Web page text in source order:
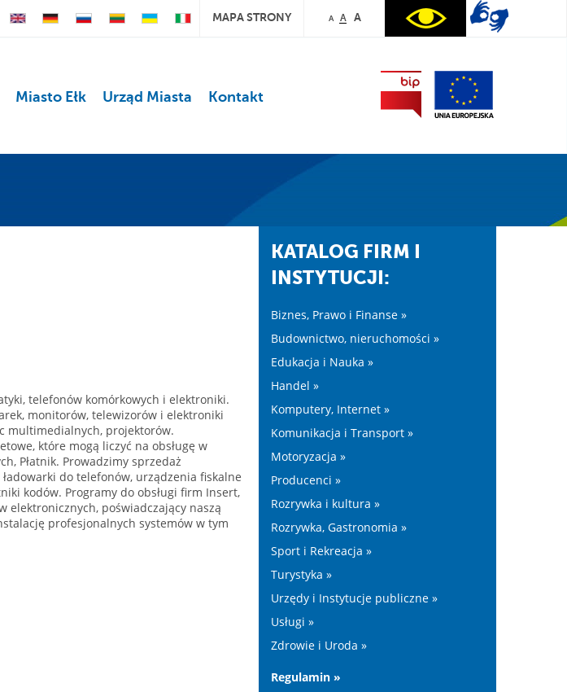
MAPA STRONY A A A
Miasto Ełk Urząd Miasta Kontakt
telefonów komórkowych i elektroniki.
monitorów, telewizorów i elektroniki
multimedialnych, projektorów.
które mogą liczyć na obsługę w
Płatnik. Prowadzimy sprzedaż
do telefonów, urządzenia fiskalne
kodów. Programy do obsługi firm Insert,
elektronicznych, poświadczający naszą
profesjonalnych systemów w tym
KATALOG FIRM I
INSTYTUCJI:
Biznes, Prawo i Finanse »
Budownictwo, nieruchomości »
Edukacja i Nauka »
Handel »
Komputery, Internet »
Komunikacja i Transport »
Motoryzacja »
Producenci »
Rozrywka i kultura »
Rozrywka, Gastronomia »
Sport i Rekreacja »
Turystyka »
Urzędy i Instytucje publiczne »
Usługi »
Zdrowie i Uroda »
Regulamin »